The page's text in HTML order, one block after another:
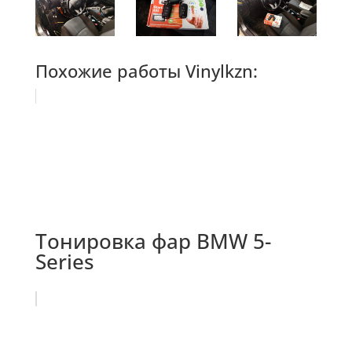
Похожие работы Vinylkzn:
Тонировка фар BMW 5-
Series